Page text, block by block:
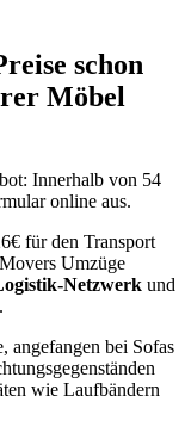
schon
Möbel
Innerhalb von 54
online aus.
für den Transport
Umzüge
Netzwerk und
angefangen bei Sofas
wie Laufbändern